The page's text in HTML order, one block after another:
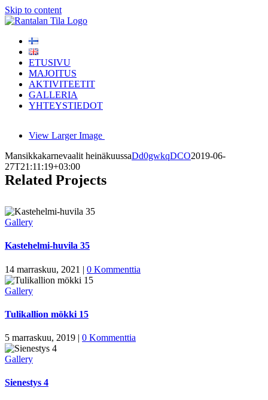
Skip to content
ETUSIVU
MAJOITUS
AKTIVITEETIT
GALLERIA
YHTEYSTIEDOT
View Larger Image
Mansikkakarnevaalit heinäkuussaDd0gwkqDCO2019-06-
27T21:11:19+03:00
Related Projects
Gallery
Kastehelmi-huvila 35
14 marraskuu, 2021 | 0 Kommenttia
Gallery
Tulikallion mökki 15
5 marraskuu, 2019 | 0 Kommenttia
Gallery
Sienestys 4